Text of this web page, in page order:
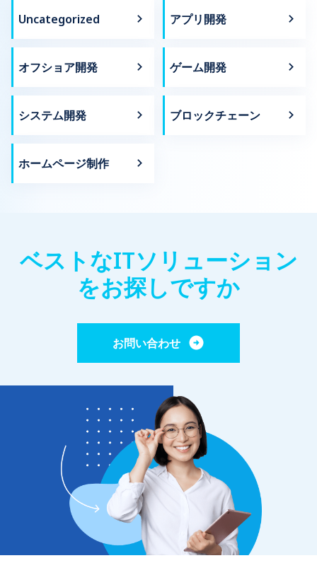
Uncategorized アプリ開発
オフショア開発 ゲーム開発
システム開発 ブロックチェーン
ホームページ制作
ベストなITソリューション
をお探しですか
お問い合わせ